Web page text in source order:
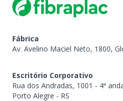
Fábrica
Av. Avelino Maciel Neto, 1800,
Escritório Corporativo
Rua dos Andradas, 1001 - 4ª
Porto Alegre - RS